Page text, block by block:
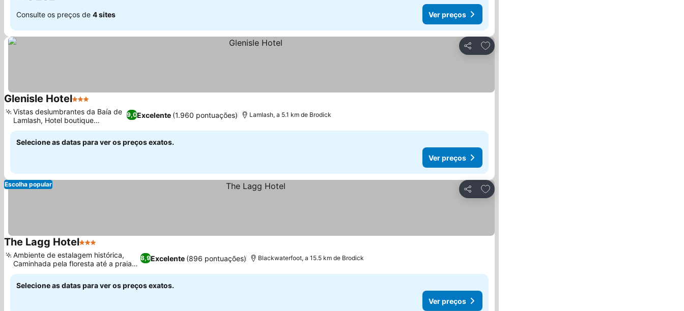
Consulte os preços de 4 sites Ver preços
Partilhar
Adicionar aos favoritos
Glenisle Hotel3 Estrelas
9,0Excelente (1.960 pontuações)
Vistas deslumbrantes da Baía de
Lamlash, Hotel boutique
premiado
Lamlash, a 5.1 km de Brodick
Selecione as datas para ver os preços exatos.
Ver preços
Partilhar
Adicionar aos favoritos
Escolha popular
The Lagg Hotel3 Estrelas
8,9Excelente (896 pontuações)
Ambiente de estalagem histórica,
Caminhada pela floresta até a praia
de areia
Blackwaterfoot, a 15.5 km de Brodick
Selecione as datas para ver os preços exatos.
Ver preços